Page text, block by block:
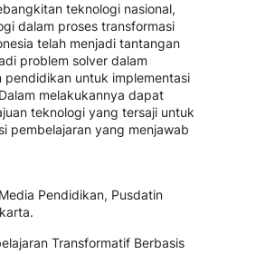
teknologi nasional,
dalam proses transformasi
telah menjadi tantangan
problem solver dalam
pendidikan untuk implementasi
melakukannya dapat
teknologi yang tersaji untuk
pembelajaran yang menjawab
Pendidikan, Pusdatin
Transformatif Berbasis